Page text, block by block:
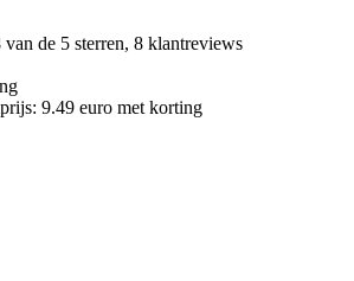
de 5 sterren, 8 klantreviews
9.49 euro met korting